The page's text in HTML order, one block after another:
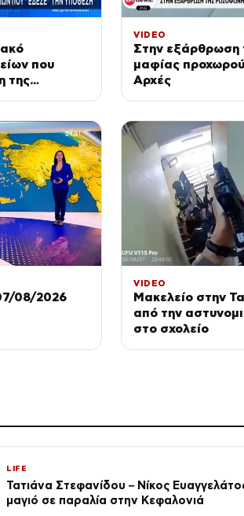
που
της
VIDEO
Στην
μαφίας
Αρχές
08/2026
VIDEO
Μακελείο στην
από την
στο σχολείο
LIFE
Τατιάνα Στεφανίδου – Νίκος
μαγιό σε παραλία στην Κεφαλονιά